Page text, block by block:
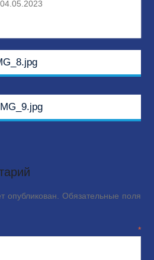
04.05.2023
опубликован. Обязательные поля
*